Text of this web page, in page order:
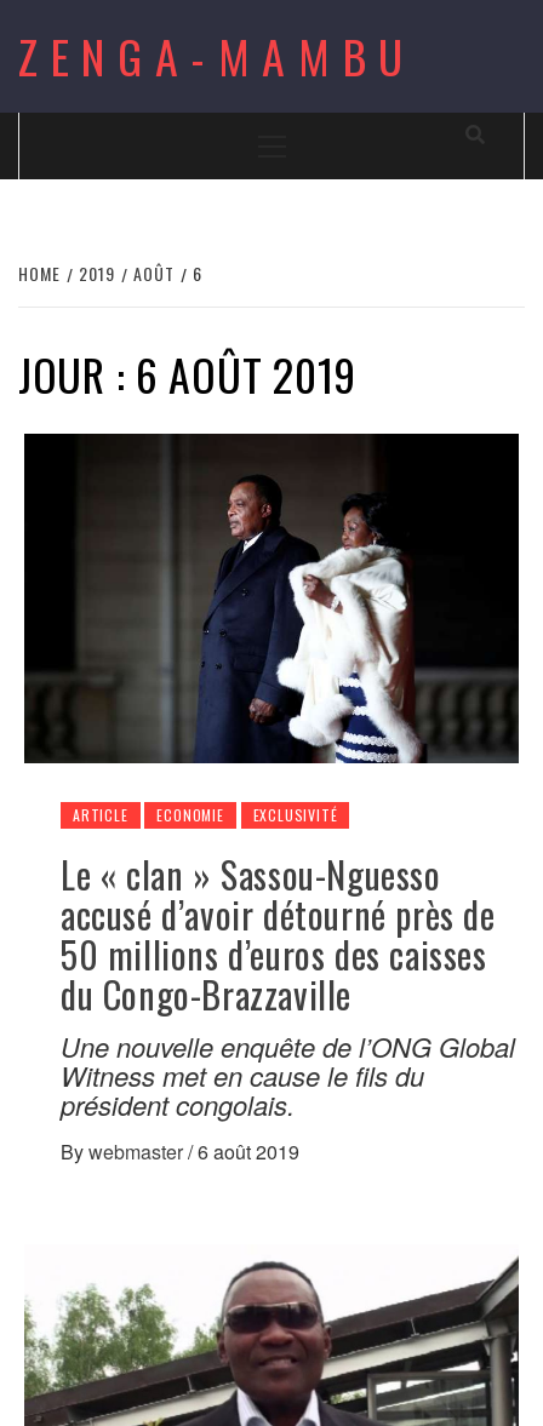
content
ZENGA-MAMBU
HOME 2019 AOÛT 6
JOUR : 6 AOÛT 2019
ARTICLE ECONOMIE EXCLUSIVITÉ
Le « clan » Sassou-Nguesso
accusé d’avoir détourné près de
50 millions d’euros des caisses
du Congo-Brazzaville
Une nouvelle enquête de l’ONG Global
Witness met en cause le fils du
président congolais.
Bywebmaster/6 août 2019